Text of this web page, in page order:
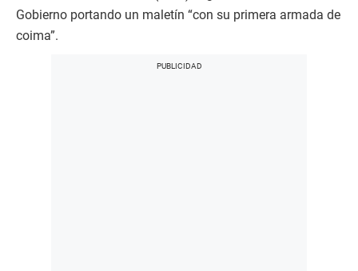
Gobierno portando un maletín “con su primera armada de
coima”.